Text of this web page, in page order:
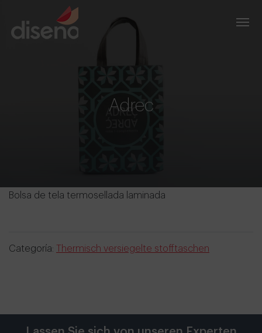
Adrec
Bolsa de tela termosellada laminada
Categoría: Thermisch versiegelte stofftaschen